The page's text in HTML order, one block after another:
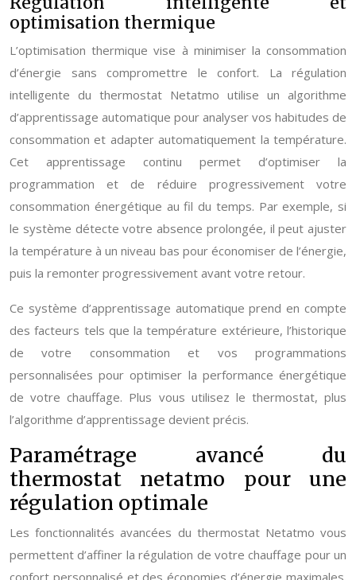
optimisation thermique
L’optimisation thermique vise à minimiser la consommation
d’énergie sans compromettre le confort. La régulation
intelligente du thermostat Netatmo utilise un algorithme
d’apprentissage automatique pour analyser vos habitudes de
consommation et adapter automatiquement la température.
Cet apprentissage continu permet d’optimiser la
programmation et de réduire progressivement votre
consommation énergétique au fil du temps. Par exemple, si
le système détecte votre absence prolongée, il peut ajuster
la température à un niveau bas pour économiser de l’énergie,
puis la remonter progressivement avant votre retour.
Ce système d’apprentissage automatique prend en compte
des facteurs tels que la température extérieure, l’historique
de votre consommation et vos programmations
personnalisées pour optimiser la performance énergétique
de votre chauffage. Plus vous utilisez le thermostat, plus
l’algorithme d’apprentissage devient précis.
Paramétrage avancé du
thermostat netatmo pour une
régulation optimale
Les fonctionnalités avancées du thermostat Netatmo vous
permettent d’affiner la régulation de votre chauffage pour un
confort personnalisé et des économies d’énergie maximales.